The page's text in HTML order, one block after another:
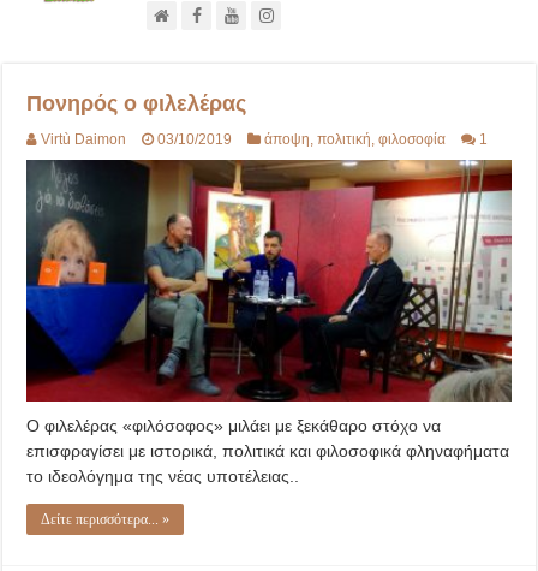
Πονηρός ο φιλελέρας
Virtù Daimon 03/10/2019 άποψη ,πολιτική ,φιλοσοφία 1
Ο φιλελέρας «φιλόσοφος» μιλάει με ξεκάθαρο στόχο να
επισφραγίσει με ιστορικά, πολιτικά και φιλοσοφικά φληναφήματα
το ιδεολόγημα της νέας υποτέλειας..
Δείτε περισσότερα... »